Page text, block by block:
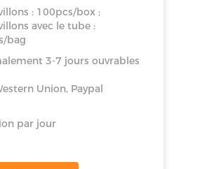
: 100pcs/box ;
avec le tube :
bag
3-7 jours ouvrables
Union, Paypal
par jour